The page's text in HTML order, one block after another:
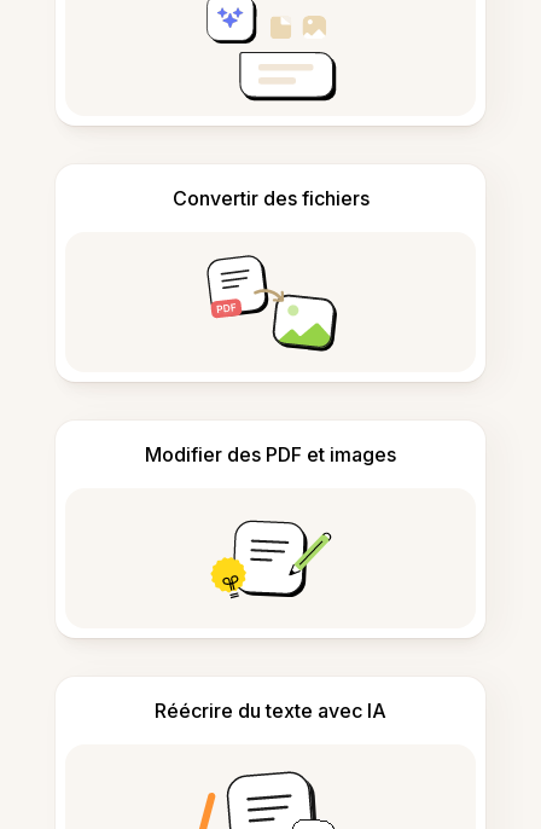
Convertir des fichiers
Modifier des PDF et images
Réécrire du texte avec IA